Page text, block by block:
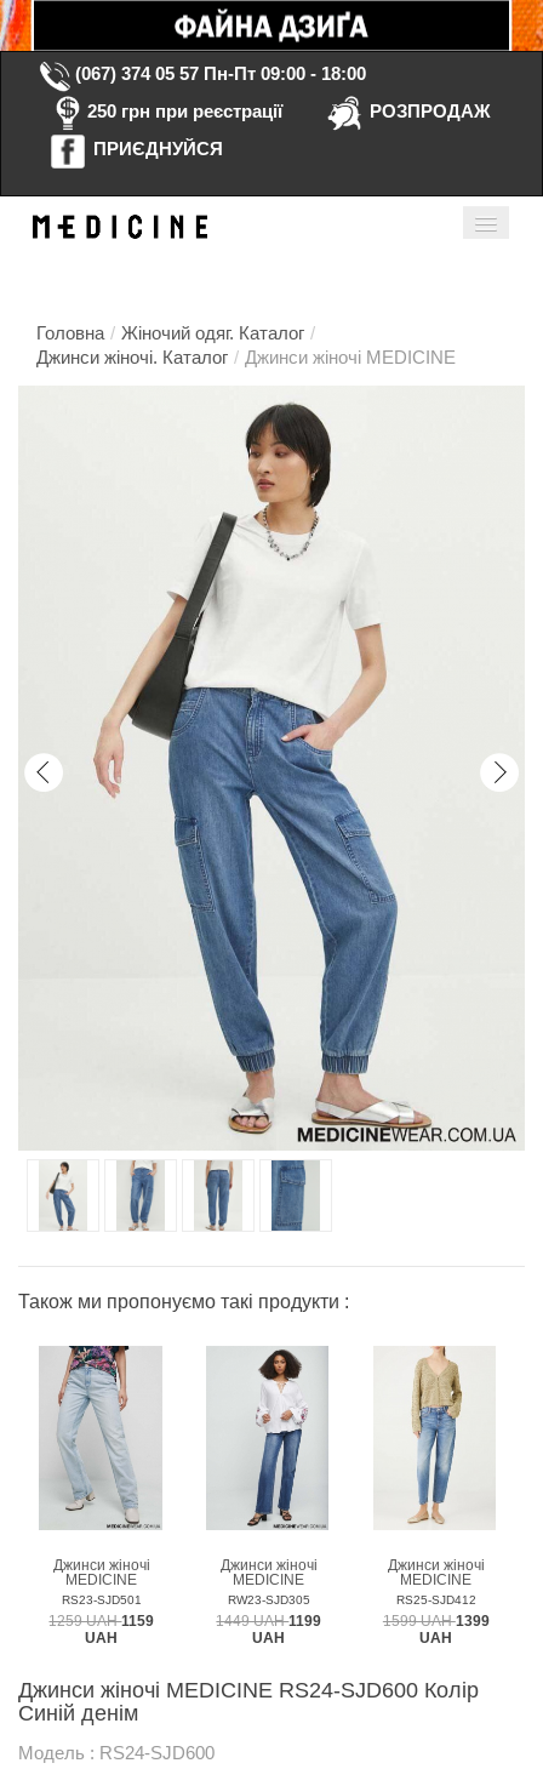
(067) 374 05 57 Пн-Пт 09:00 - 18:00
250 грн при реєстрації
РОЗПРОДАЖ
ПРИЄДНУЙСЯ
Головна / Жіночий одяг. Каталог /
Джинси жіночі. Каталог / Джинси жіночі MEDICINE
Також ми пропонуємо такі продукти :
Джинси жіночі
MEDICINE
RS23-SJD501
1259 UAH1159
UAH
Джинси жіночі
MEDICINE
RW23-SJD305
1449 UAH1199
UAH
Джинси жіночі
MEDICINE
RS25-SJD412
1599 UAH1399
UAH
Джинси жіночі MEDICINE RS24-SJD600 Колір
Синій денім
Модель : RS24-SJD600